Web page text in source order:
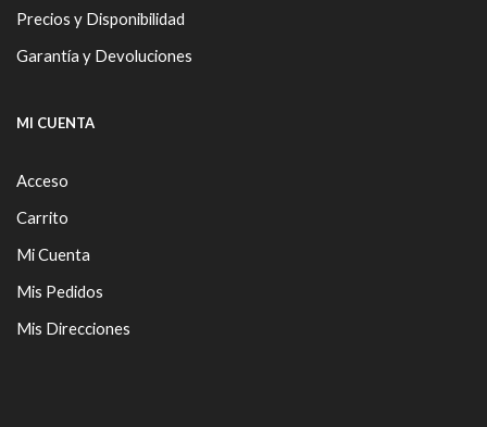
Precios y Disponibilidad
Garantía y Devoluciones
MI CUENTA
Acceso
Carrito
Mi Cuenta
Mis Pedidos
Mis Direcciones